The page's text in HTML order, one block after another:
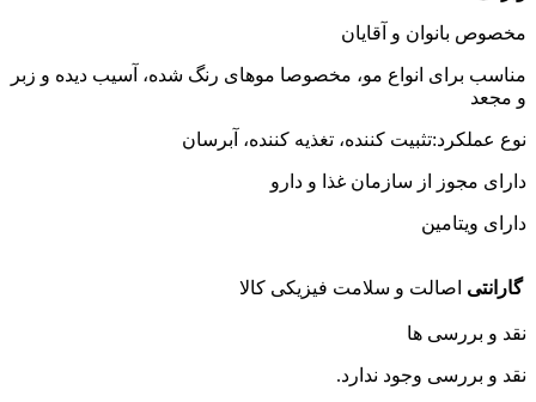
مخصوص بانوان و آقایان
مناسب برای انواع مو، مخصوصا موهای رنگ شده، آسیب دیده و زبر
و مجعد
نوع عملکرد:تثبیت کننده، تغذیه کننده، آبرسان
دارای مجوز از سازمان غذا و دارو
دارای ویتامین
گارانتی اصالت و سلامت فیزیکی کالا
نقد و بررسی ها
نقد و بررسی وجود ندارد.